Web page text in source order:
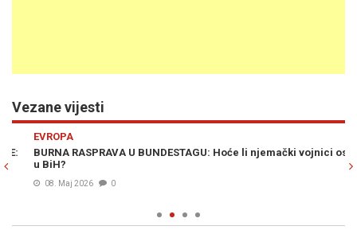
Vezane vijesti
EVROPA
BURNA RASPRAVA U BUNDESTAGU: Hoće li njemački vojnici ostati
u BiH?
08. Maj 2026 0